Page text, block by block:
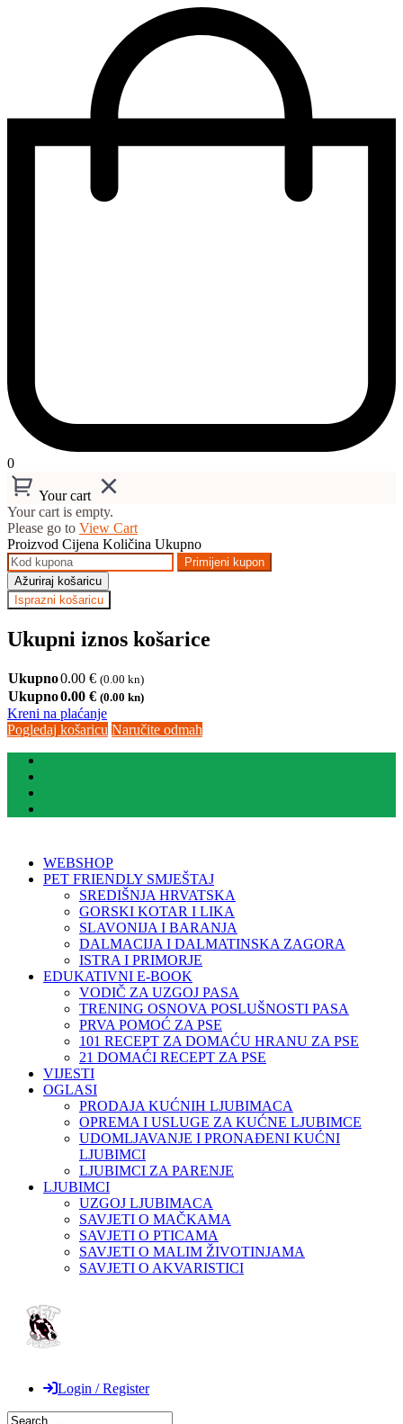
0
Your cart
Your cart is empty.
Please go to View Cart
Proizvod Cijena Količina Ukupno
Primijeni kupon
Ažuriraj košaricu
Isprazni košaricu
Ukupni iznos košarice
Ukupno0.00 € (0.00 kn)
Ukupno0.00 € (0.00 kn)
Kreni na plaćanje
Pogledaj košaricu Naručite odmah
WEBSHOP
PET FRIENDLY SMJEŠTAJ
SREDIŠNJA HRVATSKA
GORSKI KOTAR I LIKA
SLAVONIJA I BARANJA
DALMACIJA I DALMATINSKA ZAGORA
ISTRA I PRIMORJE
EDUKATIVNI E-BOOK
VODIČ ZA UZGOJ PASA
TRENING OSNOVA POSLUŠNOSTI PASA
PRVA POMOĆ ZA PSE
101 RECEPT ZA DOMAĆU HRANU ZA PSE
21 DOMAĆI RECEPT ZA PSE
VIJESTI
OGLASI
PRODAJA KUĆNIH LJUBIMACA
OPREMA I USLUGE ZA KUĆNE LJUBIMCE
UDOMLJAVANJE I PRONAĐENI KUĆNI
LJUBIMCI
LJUBIMCI ZA PARENJE
LJUBIMCI
UZGOJ LJUBIMACA
SAVJETI O MAČKAMA
SAVJETI O PTICAMA
SAVJETI O MALIM ŽIVOTINJAMA
SAVJETI O AKVARISTICI
Login / Register